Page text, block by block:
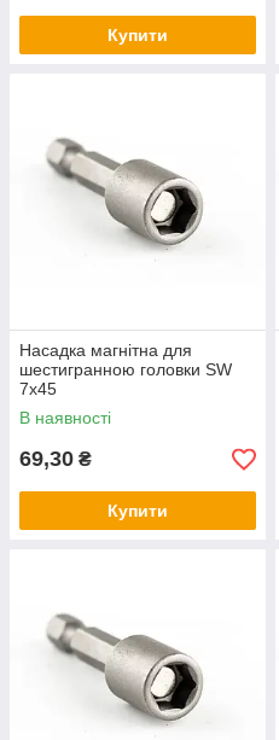
Купити
Насадка магнітна для
шестигранною головки SW
7х45
В наявності
69,30 ₴
Купити